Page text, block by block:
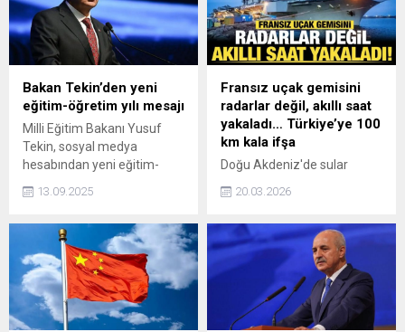
belli oldu.
kilo kistten 1,5 saat süren
ameliyatla kurtuldu.
Operasyon sonrası 21 kiloya
düşen Tüfekçi, Ameliyat
sırasında uyanıktım.
Doktorum yanımdaydı hep.
Beni konuşturduğunu
hatırlıyorum dedi.
Bakan Tekin’den yeni
eğitim-öğretim yılı mesajı
Milli Eğitim Bakanı Yusuf
Tekin, sosyal medya
hesabından yeni eğitim-
paylaştı.
13.09.2025
Fransız uçak gemisini
radarlar değil, akıllı saat
yakaladı… Türkiye’ye 100
km kala ifşa
Doğu Akdeniz'de sular
gemisi Charles de Gaulle, bir
Türkiye'ye 100 km kala
deşifre oldu. Milyar dolarlık
gemi, Strava uygulamasıyla
tüm dünyaya canlı hedef
haline geldi.
20.03.2026